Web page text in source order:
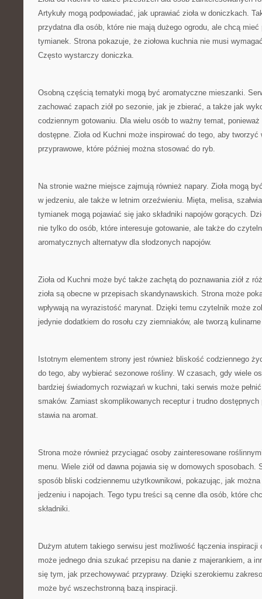
Artykuły mogą podpowiadać, jak uprawiać zioła w doniczkach.
przydatna dla osób, które nie mają dużego ogrodu, ale chcą mieć
tymianek. Strona pokazuje, że ziołowa kuchnia nie musi
Często wystarczy doniczka.
Osobną częścią tematyki mogą być aromatyczne mieszanki.
zachować zapach ziół po sezonie, jak je zbierać, a także jak
codziennym gotowaniu. Dla wielu osób to ważny temat, ponieważ
dostępne. Zioła od Kuchni może inspirować do tego, aby tworzyć
przyprawowe, które później można stosować do ryb.
Na stronie ważne miejsce zajmują również napary. Zioła mogą
w jedzeniu, ale także w letnim orzeźwieniu. Mięta, melisa,
tymianek mogą pojawiać się jako składniki napojów gorących.
nie tylko do osób, które interesuje gotowanie, ale także do
aromatycznych alternatyw dla słodzonych napojów.
Zioła od Kuchni może być także zachętą do poznawania ziół z
zioła są obecne w przepisach skandynawskich. Strona może
wpływają na wyrazistość marynat. Dzięki temu czytelnik może
jedynie dodatkiem do rosołu czy ziemniaków, ale tworzą
Istotnym elementem strony jest również bliskość codziennego
do tego, aby wybierać sezonowe rośliny. W czasach, gdy wiele
bardziej świadomych rozwiązań w kuchni, taki serwis może
smaków. Zamiast skomplikowanych receptur i trudno dostępnych
stawia na aromat.
Strona może również przyciągać osoby zainteresowane
menu. Wiele ziół od dawna pojawia się w domowych sposobach.
sposób bliski codziennemu użytkownikowi, pokazując, jak
jedzeniu i napojach. Tego typu treści są cenne dla osób, które
składniki.
Dużym atutem takiego serwisu jest możliwość łączenia
może jednego dnia szukać przepisu na danie z majerankiem, a
się tym, jak przechowywać przyprawy. Dzięki szerokiemu
może być wszechstronną bazą inspiracji.